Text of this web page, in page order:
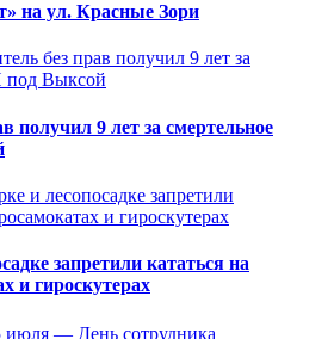
на ул. Красные Зори
получил 9 лет за смертельное
запретили кататься на
и гироскутерах